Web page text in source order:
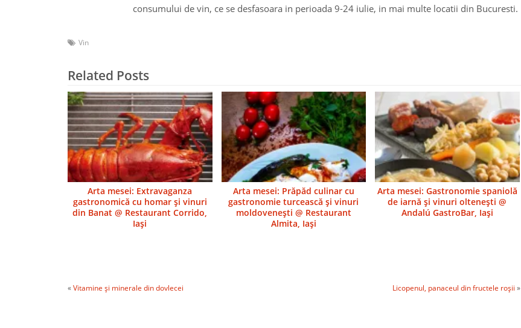
consumului de vin, ce se desfasoara in perioada 9-24 iulie, in mai multe locatii din Bucuresti.
Vin
Related Posts
Arta mesei: Extravaganza
gastronomică cu homar şi vinuri
din Banat @ Restaurant Corrido,
Iaşi
Arta mesei: Prăpăd culinar cu
gastronomie turcească şi vinuri
moldoveneşti @ Restaurant
Almita, Iaşi
Arta mesei: Gastronomie spaniolă
de iarnă şi vinuri olteneşti @
Andalú GastroBar, Iaşi
«Vitamine şi minerale din dovlecei Licopenul, panaceul din fructele roşii »